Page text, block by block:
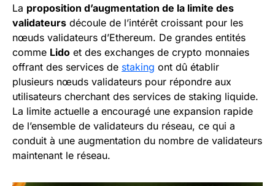
La proposition d’augmentation de la limite des
validateurs découle de l’intérêt croissant pour les
nœuds validateurs d’Ethereum. De grandes entités
comme Lido et des exchanges de crypto monnaies
offrant des services de staking ont dû établir
plusieurs nœuds validateurs pour répondre aux
utilisateurs cherchant des services de staking liquide.
La limite actuelle a encouragé une expansion rapide
de l’ensemble de validateurs du réseau, ce qui a
conduit à une augmentation du nombre de validateurs
maintenant le réseau.